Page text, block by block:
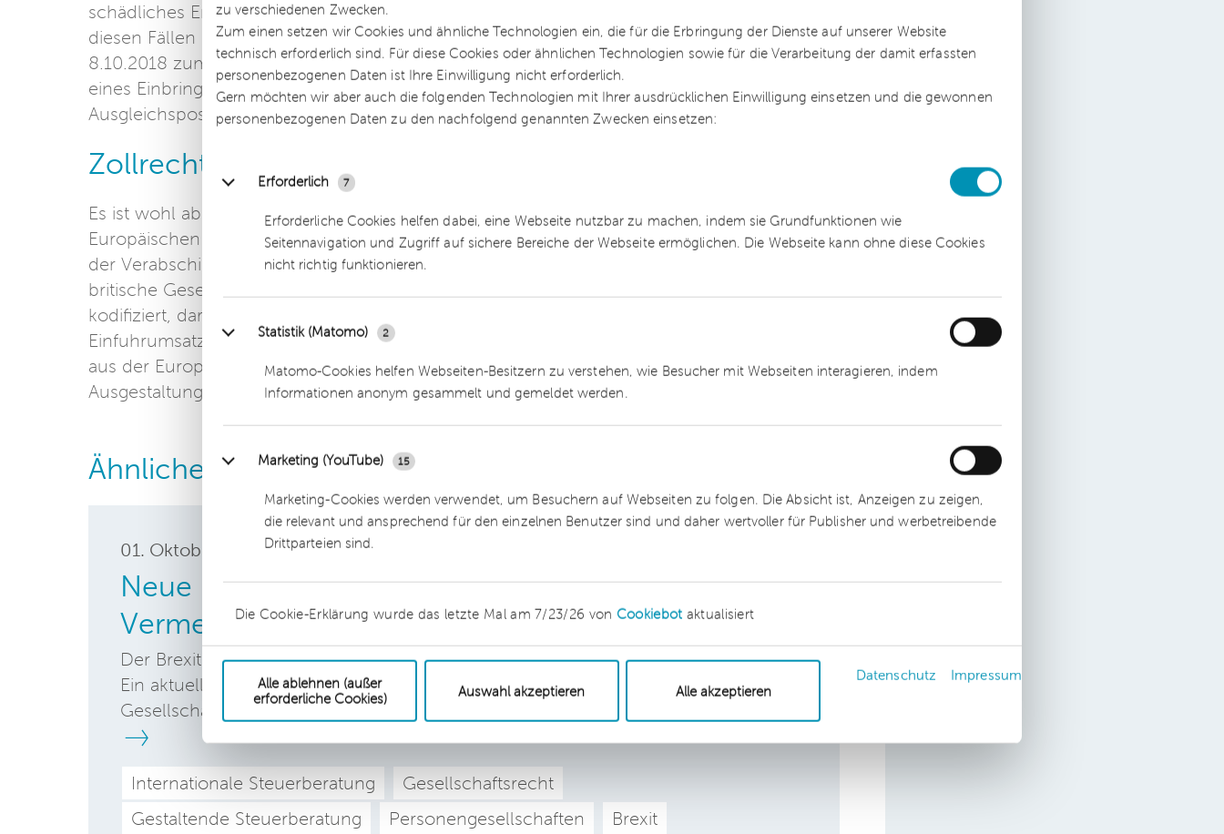
zu verschiedenen Zwecken.
Zum einen setzen wir Cookies und ähnliche Technologien ein, die für die Erbringung der Dienste auf unserer Website
technisch erforderlich sind. Für diese Cookies oder ähnlichen Technologien sowie für die Verarbeitung der damit erfassten
personenbezogenen Daten ist Ihre Einwilligung nicht erforderlich.
Gern möchten wir aber auch die folgenden Technologien mit Ihrer ausdrücklichen Einwilligung einsetzen und die gewonnen
personenbezogenen Daten zu den nachfolgend genannten Zwecken einsetzen:
Erforderlich 7
Erforderliche Cookies helfen dabei, eine Webseite nutzbar zu machen, indem sie Grundfunktionen wie
Seitennavigation und Zugriff auf sichere Bereiche der Webseite ermöglichen. Die Webseite kann ohne diese Cookies
nicht richtig funktionieren.
Statistik (Matomo) 2
Matomo-Cookies helfen Webseiten-Besitzern zu verstehen, wie Besucher mit Webseiten interagieren, indem
Informationen anonym gesammelt und gemeldet werden.
Marketing (YouTube) 15
Marketing-Cookies werden verwendet, um Besuchern auf Webseiten zu folgen. Die Absicht ist, Anzeigen zu zeigen,
die relevant und ansprechend für den einzelnen Benutzer sind und daher wertvoller für Publisher und werbetreibende
Drittparteien sind.
Die Cookie-Erklärung wurde das letzte Mal am 7/23/26 von Cookiebot aktualisiert
Alle ablehnen (außer
erforderliche Cookies)
Auswahl akzeptieren Alle akzeptieren
Datenschutz Impressum
schädliches Ereignis Auslöser nachteiliger Rechtsfolgen wäre. Das Änderungsgesetz soll in
diesen Fällen den Status quo sicherstellen. So enthält der Referentenentwurf vom
8.10.2018 zum Beispiel Regelungen zur Verhinderung einer rückwirkenden Besteuerung
eines Einbringungsgewinns nach § 22 UmwStG und einer zwingenden Auflösung eines
Ausgleichspostens gemäß § 4g EStG.
Zollrecht: Taxation (Cross-border Trade) Act
Es ist wohl absehbar, dass für Großbritannien nach dem Brexit das Zollrecht der
Europäischen Union, insbesondere der Unionszollkodex (UZK), nicht mehr gelten wird. Mit
der Verabschiedung des Taxation (Cross-border Trade) Acts am 13.9.2018 hat nun der
britische Gesetzgeber – in Anlehnung an den UZK – ein eigenständiges Zollrecht
kodifiziert, darin enthalten sind auch Regelungen zur Mehrwertsteuer und
Einfuhrumsatzsteuer. Wann das Gesetz in Kraft tritt, hängt davon ab, wie sich der Austritt
aus der Europäischen Union vollziehen wird. Auch bezogen auf die inhaltliche
Ausgestaltung besteht ein erheblicher, ganz bewusst eingeräumter Spielraum.
Ähnliche Beiträge
01. Oktober
Neue Handlungsoption für die Limited zur
Vermeidung der Brexit-Folgen
Der Brexit wirft seine Schatten voraus – mit zahlreichen ungeklärten Rechtsfragen.
Ein aktueller Reformvorschlag soll die Gesellschafter von in Deutschland aktiven
Gesellschaften in der Rechtsform der Limited vor persönlicher Haftung schützen.
Internationale Steuerberatung
Gesellschaftsrecht
Gestaltende Steuerberatung
Personengesellschaften Brexit